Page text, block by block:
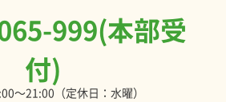
999(本部受
付)
～21:00（定休日：水曜）